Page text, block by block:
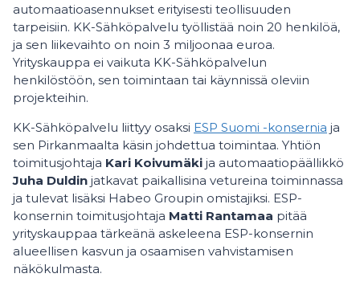
automaatioasennukset erityisesti teollisuuden
tarpeisiin. KK-Sähköpalvelu työllistää noin 20 henkilöä,
ja sen liikevaihto on noin 3 miljoonaa euroa.
Yrityskauppa ei vaikuta KK-Sähköpalvelun
henkilöstöön, sen toimintaan tai käynnissä oleviin
projekteihin.
KK-Sähköpalvelu liittyy osaksi ESP Suomi -konsernia ja
sen Pirkanmaalta käsin johdettua toimintaa. Yhtiön
toimitusjohtaja Kari Koivumäki ja automaatiopäällikkö
Juha Duldin jatkavat paikallisina vetureina toiminnassa
ja tulevat lisäksi Habeo Groupin omistajiksi. ESP-
konsernin toimitusjohtaja Matti Rantamaa pitää
yrityskauppaa tärkeänä askeleena ESP-konsernin
alueellisen kasvun ja osaamisen vahvistamisen
näkökulmasta.